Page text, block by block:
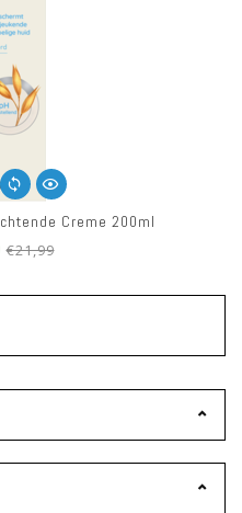
Creme 200ml
€21,99